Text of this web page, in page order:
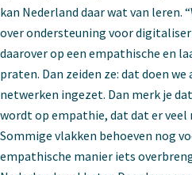
kan Nederland daar wat van leren.
over ondersteuning voor
daarover op een empathische en
praten. Dan zeiden ze: dat doen
netwerken ingezet. Dan merk je
wordt op empathie, dat dat er
Sommige vlakken behoeven nog
empathische manier iets